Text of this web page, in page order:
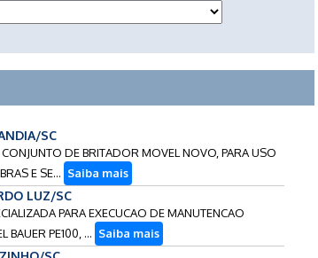
SC
DE BRITADOR MOVEL NOVO, PARA USO
E SE... Saiba mais
LUZ/SC
PARA EXECUCAO DE MANUTENCAO
BAUER PE100, ... Saiba mais